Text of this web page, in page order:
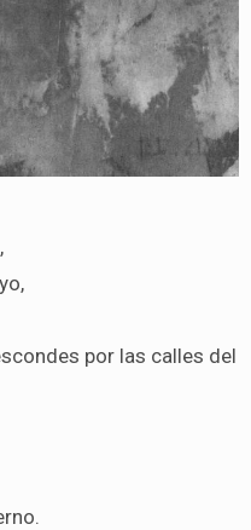
por las calles del